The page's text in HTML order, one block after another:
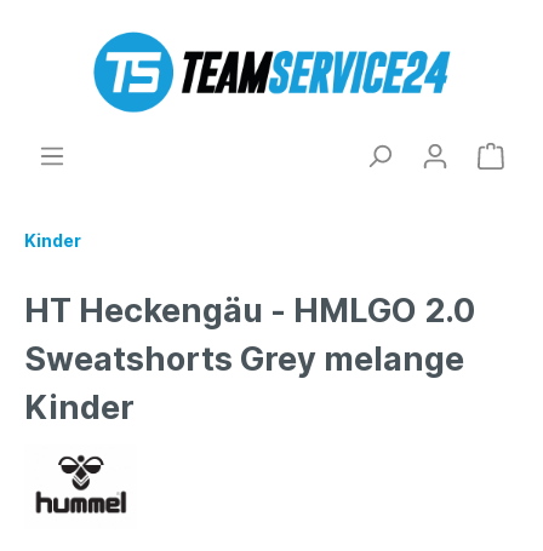
Kinder
HT Heckengäu - HMLGO 2.0
Sweatshorts Grey melange
Kinder